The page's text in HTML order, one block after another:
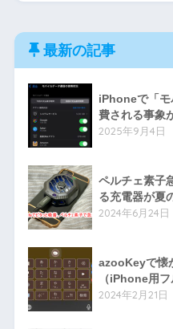
最新の記事
iPhoneで「モ
費される事象
2025年9月4日
ペルチェ素子
る充電器が夏
2024年6月24日
azooKeyで懐
（iPhone用
2024年2月21日